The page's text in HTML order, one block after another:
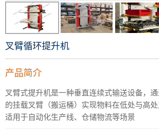
叉臂循环提升机
产品简介
叉臂式提升机是一种‌垂直连续式输送设备‌，
的挂载叉臂（搬运桶）实现物料在低处与高处
适用于自动化生产线、仓储物流等场景‌